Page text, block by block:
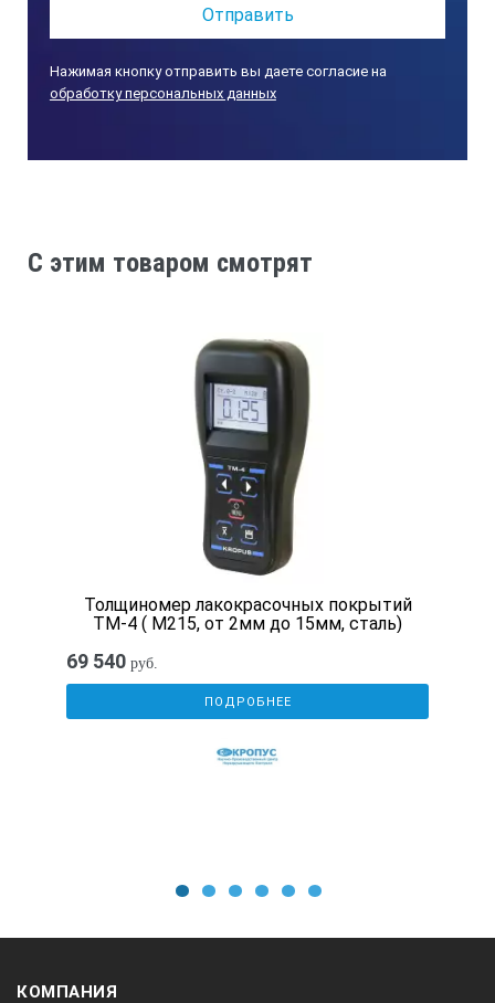
Нажимая кнопку отправить вы даете согласие на
обработку персональных данных
C этим товаром смотрят
Толщиномер лакокрасочных покрытий
ТМ-4 ( М215, от 2мм до 15мм, сталь)
69 540 руб.
ПОДРОБНЕЕ
КОМПАНИЯ